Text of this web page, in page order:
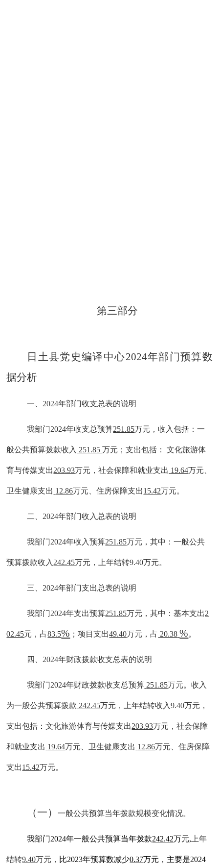
第三部分
日土县党史编译中心2024年部门预算数
据分析
一、 2024年部门收支总表的说明
我部门2024年收支总预算251.85万元 ，收入包括：一
般公共预算拨款收入 251.85万元；支出包括： 文化旅游体
育与传媒支出203.93万元 ，社会保障和就业支出 19.64万元、
卫生健康支出 12.86万元、住房保障支出15.42万元。
二、 2024年部门收入总表的说明
我部门2024年收入预算251.85万元，其中：一般公共
预算拨款收入 242.45万元 ， 上年结转9.40万元。
三、 2024年部门支出总表的说明
我部门2024年支出预算251.85万元，其中 ：基本支出2
02.45元 ， 占83.5% ；项目支出49.40万元，占 20.38 %。
四、 2024年财政拨款收支总表的说明
我部门2024年财政拨款收支总预算 251.85万元。收入
为一般公共预算拨款 242.45万元 ， 上年结转收入9.40万元，
支出包括 ：文化旅游体育与传媒支出203.93万元 ，社会保障
和就业支出 19.64万元、卫生健康支出 12.86万元、住房保障
支出15.42万元。
（一）一般公共预算当年拨款规模变化情况。
我部门2024年一般公共预算当年拨款242.42万元, 上年
结转9.40万元， 比2023年预算数减少0.37万元，主要是2024